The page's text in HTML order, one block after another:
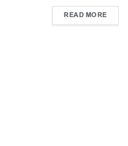
READ MORE